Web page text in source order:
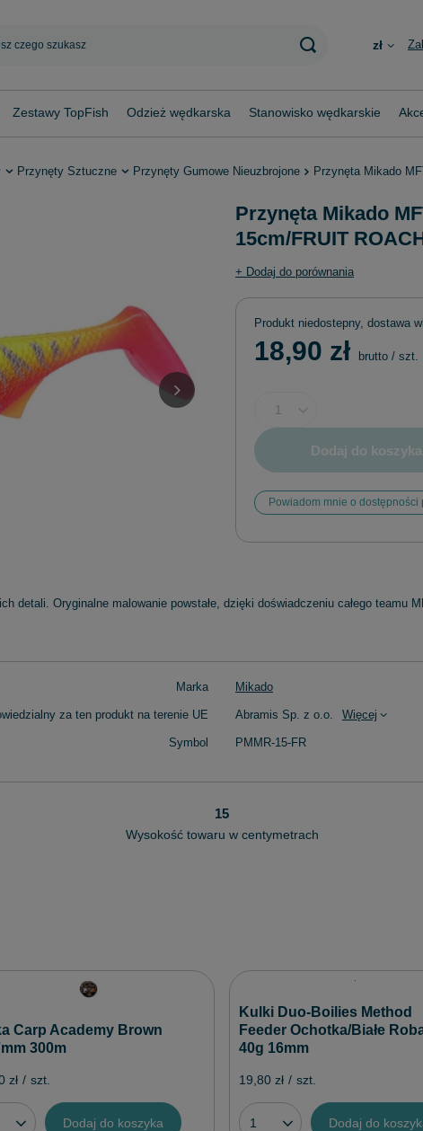
zł
Zestawy TopFish Odzież wędkarska Stanowisko wędkarskie
Przynęty Sztuczne Przynęty Gumowe Nieuzbrojone Przynęta Mikado
Przynęta Mikado
15cm/FRUIT
+ Dodaj do porównania
Produkt niedostepny, dostawa
18,90 zł brutto / szt.
Dodaj do koszyka
Powiadom mnie o dostępności
detali. Oryginalne malowanie powstałe, dzięki doświadczeniu całego teamu
Marka Mikado
za ten produkt na terenie UE Abramis Sp. z o.o. Więcej
Symbol PMMR-15-FR
15
Wysokość towaru w centymetrach
Carp Academy Brown
300m
zł / szt.
Dodaj do koszyka
Kulki Duo-Boilies Method
Feeder Ochotka/Białe
40g 16mm
19,80 zł / szt.
Dodaj do